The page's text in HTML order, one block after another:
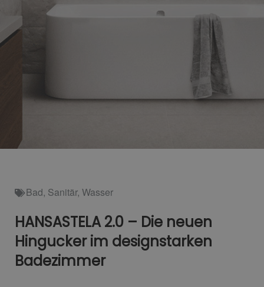
Bad, Sanitär, Wasser
HANSASTELA 2.0 – Die neuen
Hingucker im designstarken
Badezimmer